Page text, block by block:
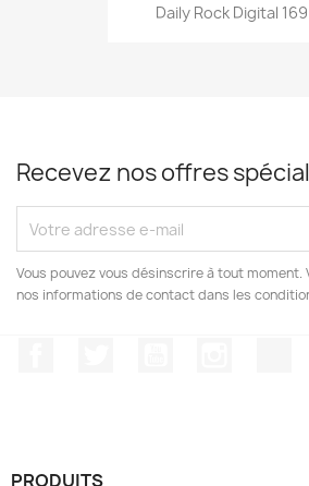
Daily Rock Digital
Recevez nos offres
Vous pouvez vous désinscrire à tout moment.
nos informations de contact dans les
PRODUITS